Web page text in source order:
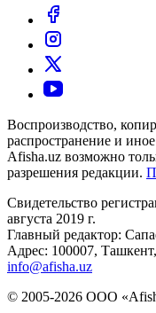
Воспроизводство,
распространение и
Afisha.uz возможно
разрешения редакции.
Свидетельство
августа 2019 г.
Главный редактор:
Адрес: 100007,
info@afisha.uz
© 2005-2026 ООО